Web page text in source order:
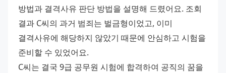
방법과 결격사유 판단 방법을 설명해 드렸어요. 조회
결과 C씨의 과거 범죄는 벌금형이었고, 이미
결격사유에 해당하지 않았기 때문에 안심하고 시험을
준비할 수 있었어요.
C씨는 결국 9급 공무원 시험에 합격하여 공직의 꿈을